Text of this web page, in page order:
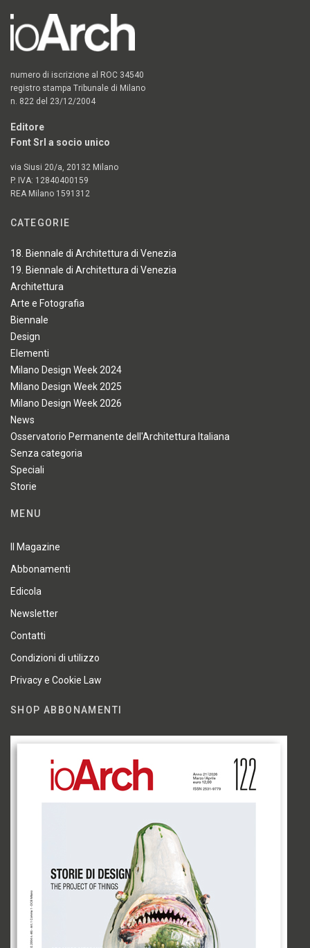
numero di iscrizione al ROC 34540
registro stampa Tribunale di Milano
n. 822 del 23/12/2004
Editore
Font Srl a socio unico
via Siusi 20/a, 20132 Milano
P. IVA: 12840400159
REA Milano 1591312
CATEGORIE
18. Biennale di Architettura di Venezia
19. Biennale di Architettura di Venezia
Architettura
Arte e Fotografia
Biennale
Design
Elementi
Milano Design Week 2024
Milano Design Week 2025
Milano Design Week 2026
News
Osservatorio Permanente dell'Architettura Italiana
Senza categoria
Speciali
Storie
MENU
Il Magazine
Abbonamenti
Edicola
Newsletter
Contatti
Condizioni di utilizzo
Privacy e Cookie Law
SHOP ABBONAMENTI